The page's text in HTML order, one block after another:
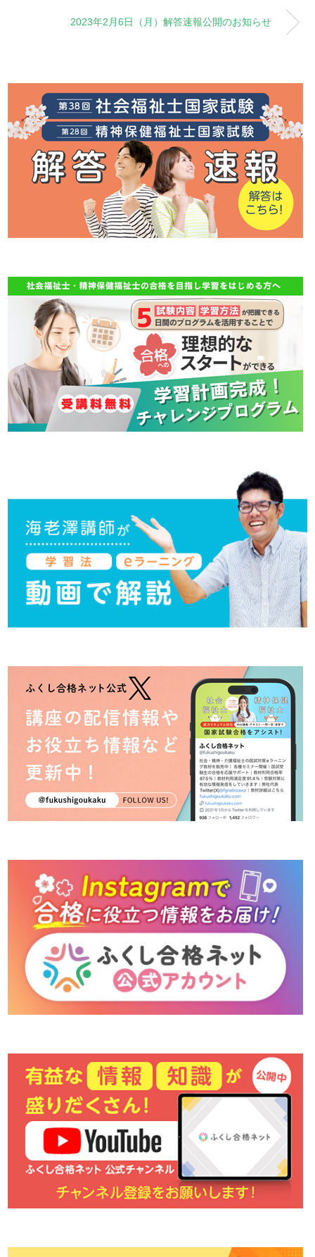
2023年2月6日（月）解答速報公開のお知らせ